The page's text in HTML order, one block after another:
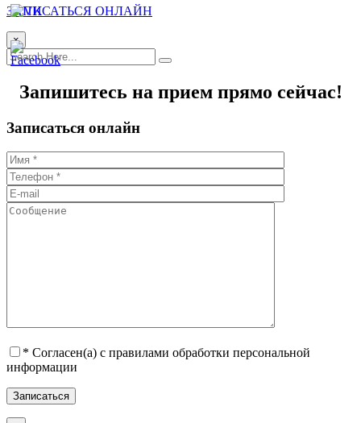
ЗАПИСАТЬСЯ ОНЛАЙН
×
Запишитесь на прием прямо сейчас!
Записаться онлайн
* Согласен(а) с правилами обработки персональной
информации